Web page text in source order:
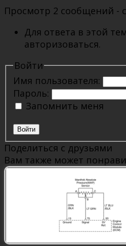
Просмотр 2 сообщений - с
Для ответа в этой
авторизоваться.
Войти
Имя пользователя:
Пароль:
Запомнить меня
Войти
Поделиться с друзьями
Вам также может